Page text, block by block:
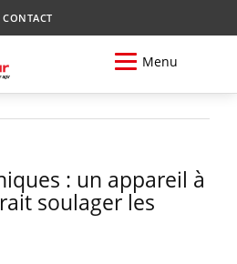
CONTACT
Menu
: un appareil à
soulager les